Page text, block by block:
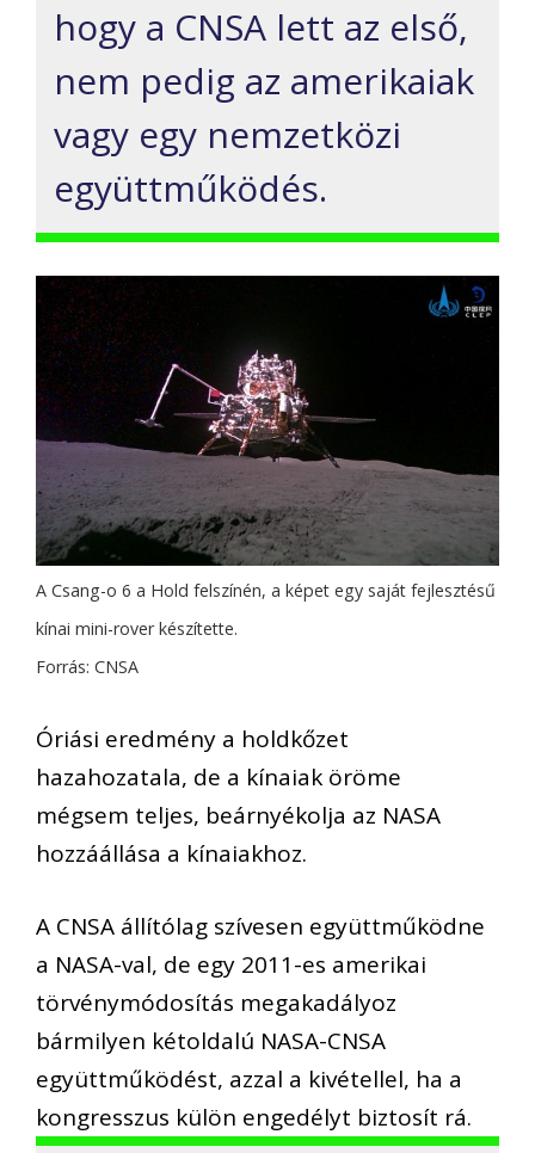
hogy a CNSA lett az első,
nem pedig az amerikaiak
vagy egy nemzetközi
együttműködés.
A Csang-o 6 a Hold felszínén, a képet egy saját fejlesztésű
kínai mini-rover készítette.
Forrás: CNSA
Óriási eredmény a holdkőzet
hazahozatala, de a kínaiak öröme
mégsem teljes, beárnyékolja az NASA
hozzáállása a kínaiakhoz.
A CNSA állítólag szívesen együttműködne
a NASA-val, de egy 2011-es amerikai
törvénymódosítás megakadályoz
bármilyen kétoldalú NASA-CNSA
együttműködést, azzal a kivétellel, ha a
kongresszus külön engedélyt biztosít rá.